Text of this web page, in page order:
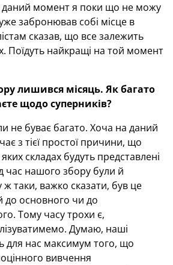
даний момент я поки що не можу
забронював собі місце в
сказав, що все залежить
Поїдуть найкращі на той момент
лишився місяць. Як багато
щодо суперників?
не буває багато. Хоча на даний
з тієї простої причини, що
складах будуть представлені
час нашого збору були й
ж таки, важко сказати, був це
до основного чи до
Тому часу трохи є,
Думаю, наші
для нас максимум того, що
вивчення